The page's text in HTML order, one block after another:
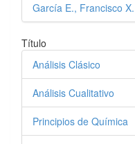
García E., Francisco X.
Título
Análisis Clásico
Análisis Cualitativo
Principios de Química